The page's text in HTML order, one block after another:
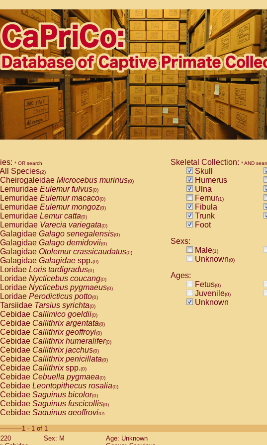
* OR search
All Species(2)
Cheirogaleidae Microcebus murinus(0)
Lemuridae Eulemur fulvus(0)
Lemuridae Eulemur macaco(0)
Lemuridae Eulemur mongoz(0)
Lemuridae Lemur catta(0)
Lemuridae Varecia variegata(0)
Galagidae Galago senegalensis(0)
Galagidae Galago demidovii(0)
Galagidae Otolemur crassicaudatus(0)
Galagidae Galagidae spp.(0)
Loridae Loris tardigradus(0)
Loridae Nycticebus coucang(0)
Loridae Nycticebus pygmaeus(0)
Loridae Perodicticus potto(0)
Tarsiidae Tarsius syrichta(0)
Cebidae Callimico goeldii(0)
Cebidae Callithrix argentata(0)
Cebidae Callithrix geoffroyi(0)
Cebidae Callithrix humeralifer(0)
Cebidae Callithrix jacchus(0)
Cebidae Callithrix penicillata(0)
Cebidae Callithrixspp.(0)
Cebidae Cebuella pygmaea(0)
Cebidae Leontopithecus rosalia(0)
Cebidae Saguinus bicolor(0)
Cebidae Saguinus fuscicollis(0)
Cebidae Saguinus geoffroyi(0)
Saguinus labiatus(0)
Saguinus leucopus (0)
Skeletal Collection: * AND
Skull
Humerus
Ulna
Femur(1)
Fibula
Trunk
Foot
Sexs:
Male(1)
Unknown(0)
Ages:
Fetus(0)
Juvenile(0)
Unknown
1 - 1 of 1
Sex: M
Age: Unknown